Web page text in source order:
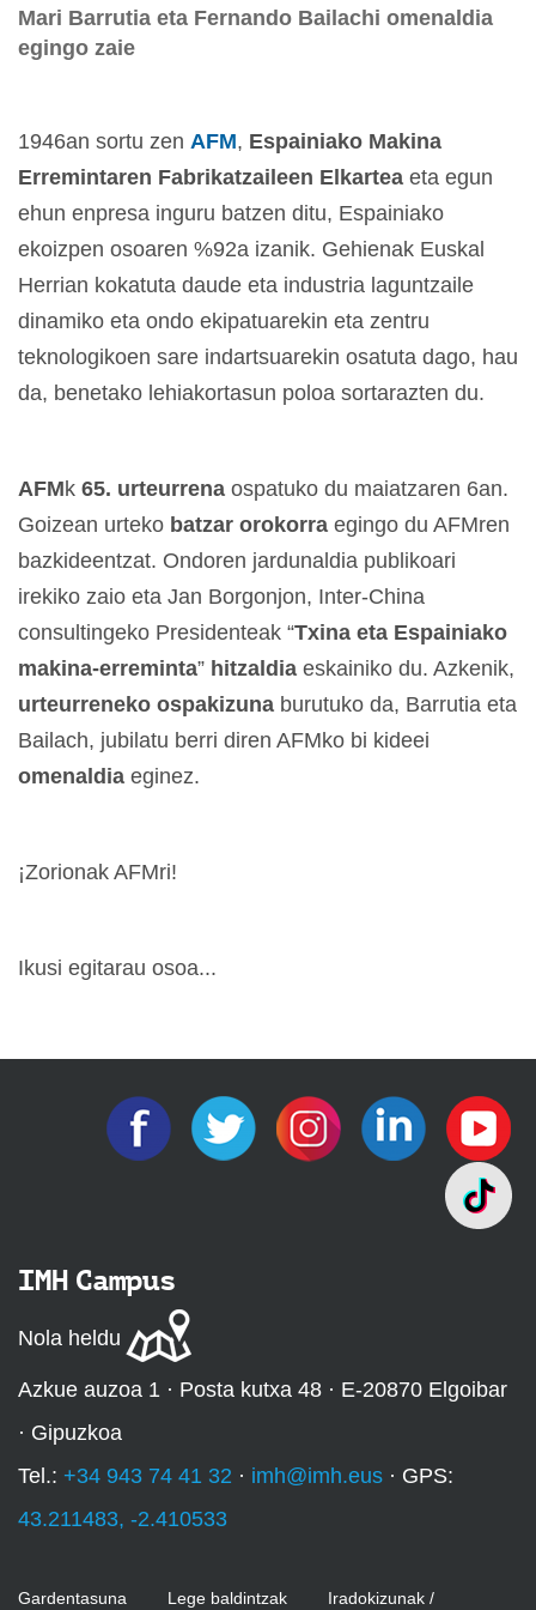
Mari Barrutia eta Fernando Bailachi omenaldia
egingo zaie
1946an sortu zen AFM, Espainiako Makina
Erremintaren Fabrikatzaileen Elkartea eta egun
ehun enpresa inguru batzen ditu, Espainiako
ekoizpen osoaren %92a izanik. Gehienak Euskal
Herrian kokatuta daude eta industria laguntzaile
dinamiko eta ondo ekipatuarekin eta zentru
teknologikoen sare indartsuarekin osatuta dago, hau
da, benetako lehiakortasun poloa sortarazten du.
AFMk 65. urteurrena ospatuko du maiatzaren 6an.
Goizean urteko batzar orokorra egingo du AFMren
bazkideentzat. Ondoren jardunaldia publikoari
irekiko zaio eta Jan Borgonjon, Inter-China
consultingeko Presidenteak “Txina eta Espainiako
makina-erreminta” hitzaldia eskainiko du. Azkenik,
urteurreneko ospakizuna burutuko da, Barrutia eta
Bailach, jubilatu berri diren AFMko bi kideei
omenaldia eginez.
¡Zorionak AFMri!
Ikusi egitarau osoa...
IMH Campus
Nola heldu
Azkue auzoa 1 · Posta kutxa 48 · E-20870 Elgoibar
· Gipuzkoa
Tel.: +34 943 74 41 32 · imh@imh.eus · GPS:
43.211483, -2.410533
Gardentasuna Lege baldintzak Iradokizunak /